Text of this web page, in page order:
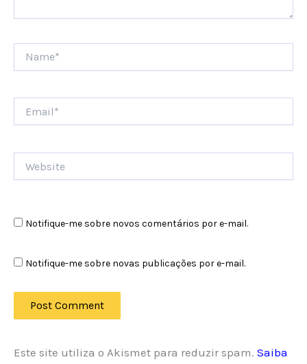
Notifique-me sobre novos comentários por e-mail.
Notifique-me sobre novas publicações por e-mail.
Este site utiliza o Akismet para reduzir spam. Saiba